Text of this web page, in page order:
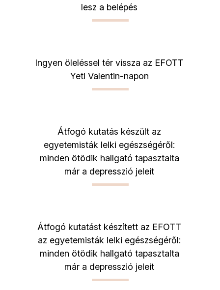
lesz a belépés
Ingyen öleléssel tér vissza az EFOTT
Yeti Valentin-napon
Átfogó kutatás készült az
egyetemisták lelki egészségéről:
minden ötödik hallgató tapasztalta
már a depresszió jeleit
Átfogó kutatást készített az EFOTT
az egyetemisták lelki egészségéről:
minden ötödik hallgató tapasztalta
már a depresszió jeleit